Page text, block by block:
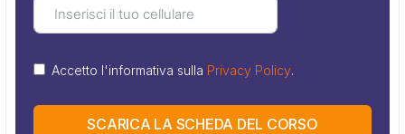
Accetto l'informativa sulla Privacy Policy.
SCARICA LA SCHEDA DEL CORSO